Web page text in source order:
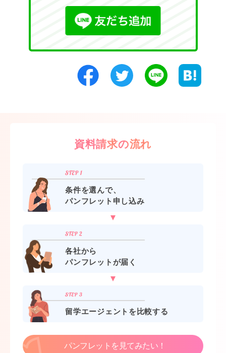
資料請求の流れ
条件を選んで、
パンフレット申し込み
各社から
パンフレットが届く
留学エージェントを比較する
パンフレットを見てみたい！